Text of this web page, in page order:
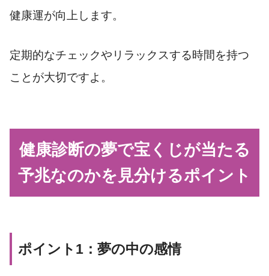
健康運が向上します。
定期的なチェックやリラックスする時間を持つ
ことが大切ですよ。
健康診断の夢で宝くじが当たる
予兆なのかを見分けるポイント
ポイント1：夢の中の感情